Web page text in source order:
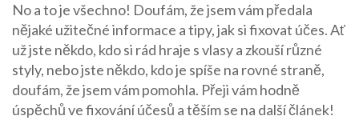
No a to je všechno! Doufám, že jsem vám předala
nějaké užitečné informace a tipy, jak si fixovat účes. Ať
už jste někdo, kdo si rád hraje s vlasy a zkouší různé
styly, nebo jste někdo, kdo je spíše na rovné straně,
doufám, že jsem vám pomohla. Přeji vám hodně
úspěchů ve fixování účesů a těším se na další článek!